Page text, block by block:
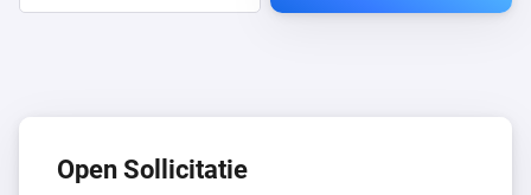
Open Sollicitatie